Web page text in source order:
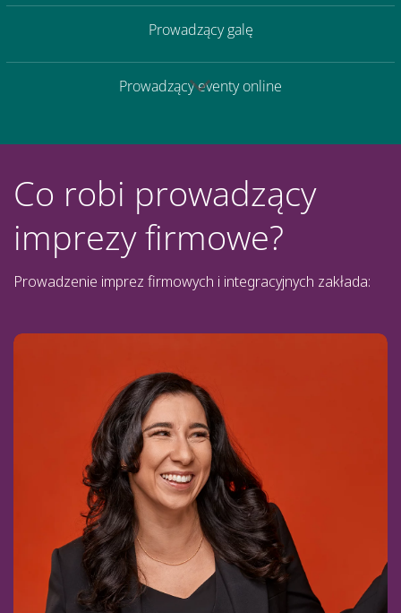
Prowadzący galę
Prowadzący eventy online
Co robi prowadzący
imprezy firmowe?
Prowadzenie imprez firmowych i integracyjnych zakłada: